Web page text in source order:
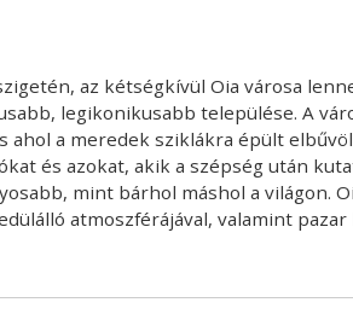
az kétségkívül Oia városa
legikonikusabb települése. A
a meredek sziklákra épült
és azokat, akik a szépség után
mint bárhol máshol a világon.
atmoszférájával, valamint pazar